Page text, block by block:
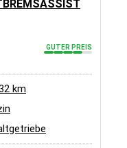
GUTER PREIS
km